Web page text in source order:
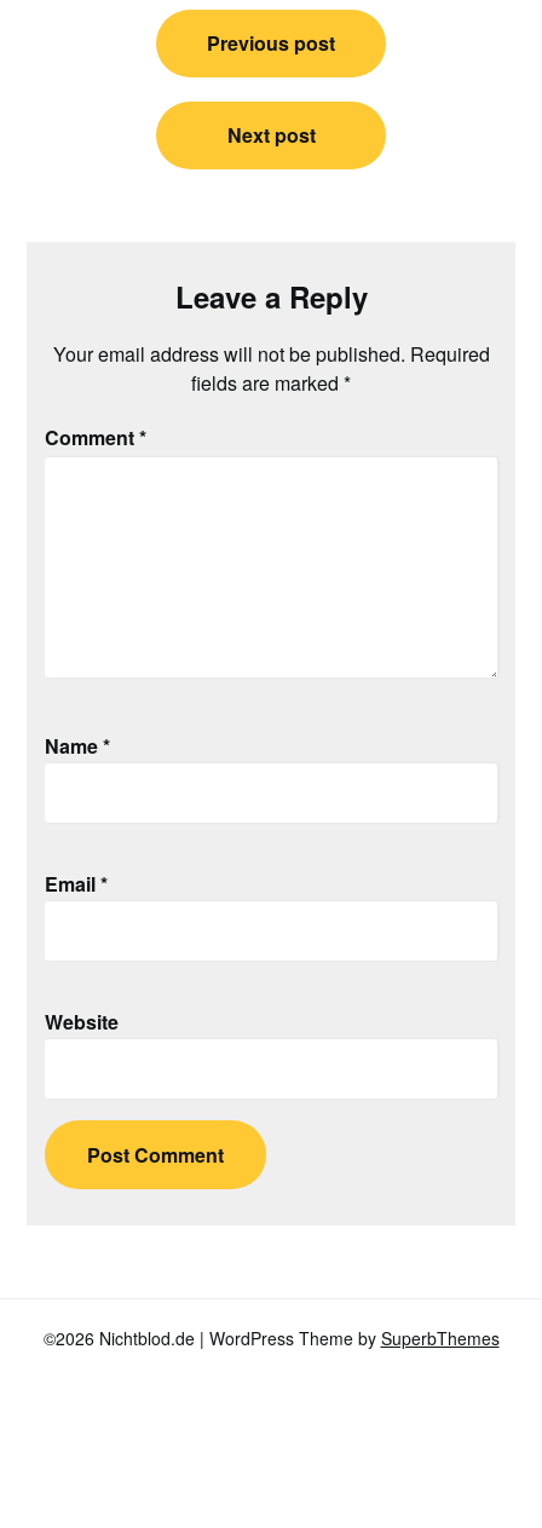
navigation
Previous post
Next post
Leave a Reply
Your email address will not be published. Required
fields are marked *
Comment*
Name*
Email*
Website
©2026 Nichtblod.de | WordPress Theme by SuperbThemes